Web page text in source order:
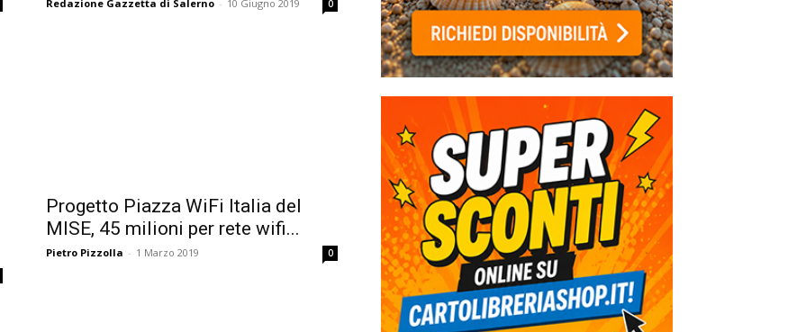
Redazione Gazzetta di Salerno - 10 Giugno 2019 0
Progetto Piazza WiFi Italia del
MISE, 45 milioni per rete wifi...
Pietro Pizzolla - 1 Marzo 2019 0